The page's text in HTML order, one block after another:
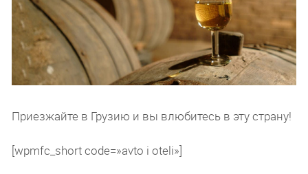
Приезжайте в Грузию и вы влюбитесь в эту страну!
[wpmfc_short code=»avto i oteli»]